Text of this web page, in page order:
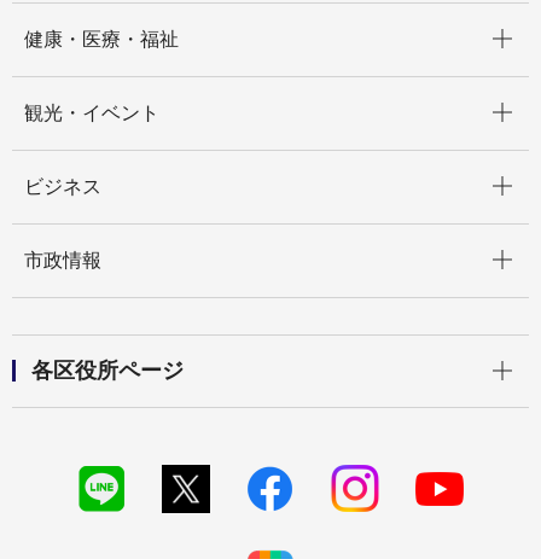
健康・医療・福祉
観光・イベント
ビジネス
市政情報
各区役所ページ